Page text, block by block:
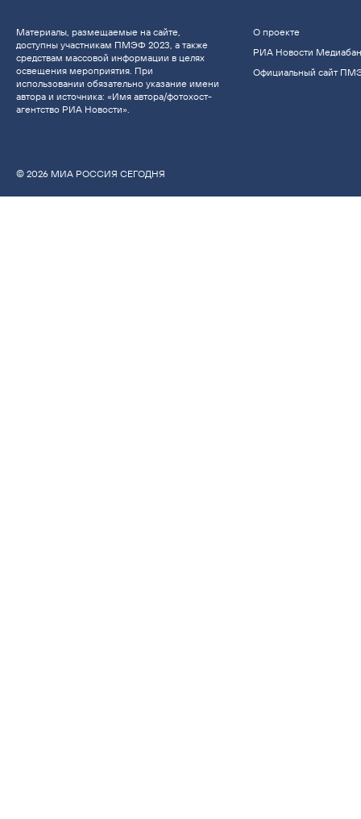
Материалы, размещаемые на сайте,
доступны участникам ПМЭФ 2023, а также
средствам массовой информации в целях
освещения мероприятия. При
использовании обязательно указание имени
автора и источника: «Имя автора/фотохост-
агентство РИА Новости».
О проекте
РИА Новости
Официальный сайт
© 2026 МИА РОССИЯ СЕГОДНЯ